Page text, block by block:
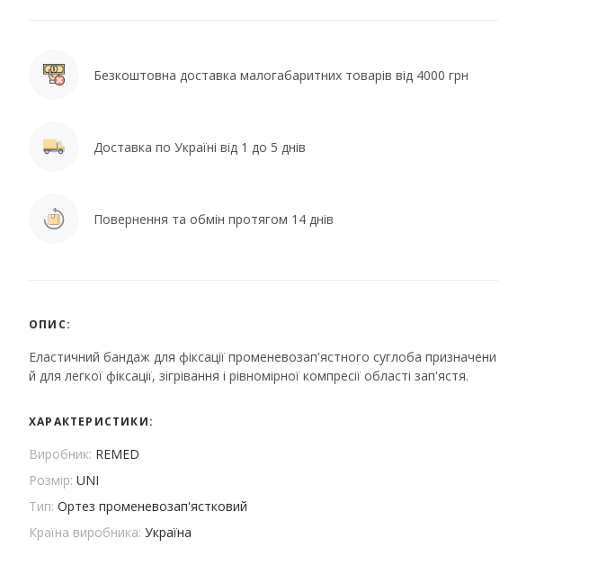
Безкоштовна доставка малогабаритних товарів від 4000 грн
Доставка по Україні від 1 до 5 днів
Повернення та обмін протягом 14 днів
ОПИС:
Еластичний бандаж для фіксації променевозап'ястного суглоба призначени
й для легкої фіксації, зігрівання і рівномірної компресії області зап'ястя.
ХАРАКТЕРИСТИКИ:
Виробник: REMED
Розмір: UNI
Тип: Ортез променевозап'ястковий
Країна виробника: Україна